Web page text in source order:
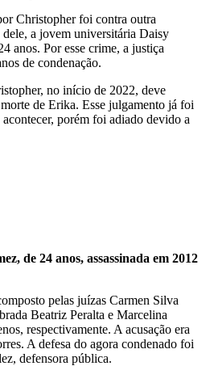
Christopher foi contra outra
dele, a jovem universitária Daisy
anos. Por esse crime, a justiça
de condenação.
no início de 2022, deve
de Erika. Esse julgamento já foi
porém foi adiado devido a
de 24 anos, assassinada em 2012
pelas juízas Carmen Silva
Beatriz Peralta e Marcelina
respectivamente. A acusação era
A defesa do agora condenado foi
defensora pública.